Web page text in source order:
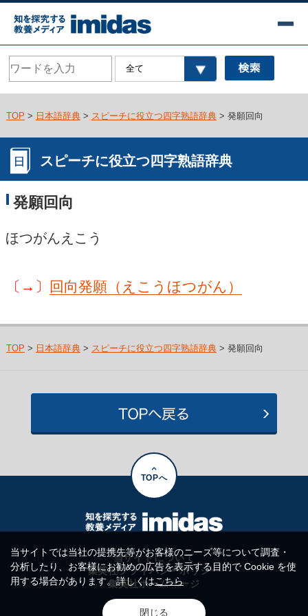
TOP > 日本語辞典> スピーチに役立つ四字熟語辞典> 発願回向
スピーチに役立つ四字熟語辞典
発願回向
ほつがんえこう
〔→〕 回向発願（えこうほつがん）
TOP > 日本語辞典> スピーチに役立つ四字熟語辞典> 発願回向
TOPへ
当サイトについて
集英社プライバシーポリシー
集英社ホームページ
当サイトでは当社の提携先等がお客様のニーズ等について調査・
分析したり、お客様にお勧めの広告を表示する目的で Cookie を使
用する場合があります。詳しくはこちら
閉じる